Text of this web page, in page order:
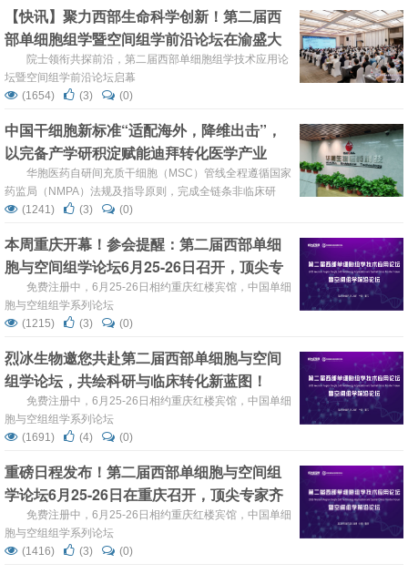
【快讯】聚力西部生命科学创新！第二届西
部单细胞组学暨空间组学前沿论坛在渝盛大
开幕院士领衔共探前沿，第二届西部单细胞组学技术应用论
坛暨空间组学前沿论坛启幕
(1654)
(3) (0)
中国干细胞新标准“适配海外，降维出击”，
以完备产学研积淀赋能迪拜转化医学产业
华胞医药自研间充质干细胞（MSC）管线全程遵循国家
药监局（NMPA）法规及指导原则，完成全链条非临床研
究，用国内高标准完整数据“降维适配”迪拜现有法规要求，
出一套可复制的合规落地路径。
(1241) (3) (0)
本周重庆开幕！参会提醒：第二届西部单细
胞与空间组学论坛6月25-26日召开，顶尖专
家齐聚，共绘科研与临床转化新蓝图，邀您
共赴盛宴
免费注册中，6月25-26日相约重庆红楼宾馆，中国单细
胞与空组组学系列论坛
(1215)
(3) (0)
烈冰生物邀您共赴第二届西部单细胞与空间
组学论坛，共绘科研与临床转化新蓝图！
免费注册中，6月25-26日相约重庆红楼宾馆，中国单细
胞与空组组学系列论坛
(1691)
(4) (0)
重磅日程发布！第二届西部单细胞与空间组
学论坛6月25-26日在重庆召开，顶尖专家齐
聚，共绘科研与临床转化新蓝图，邀您共赴
盛宴！
免费注册中，6月25-26日相约重庆红楼宾馆，中国单细
胞与空组组学系列论坛
(1416)
(3) (0)